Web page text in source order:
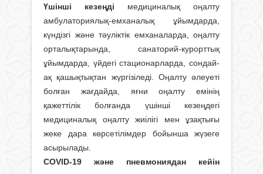
Үшінші кезеңді медициналық оңалту
амбулаториялық-емханалық ұйымдарда,
күндізгі және тәуліктік емханаларда, оңалту
орталықтарында, санаторий-курорттық
ұйымдарда, үйдегі стационарларда, сондай-
ақ қашықтықтан жүргізіледі. Оңалту әлеуеті
болған жағдайда, яғни оңалту емінің
қажеттілік болғанда үшінші кезеңдегі
медициналық оңалту жиілігі мен ұзақтығы
жеке дара көрсетілімдер бойынша жүзеге
асырылады.
COVID-19 және пневмониядан кейін